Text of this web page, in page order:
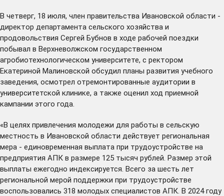
В четверг, 18 июля, член правительства Ивановской области -
директор департамента сельского хозяйства и
продовольствия Сергей Бубнов в ходе рабочей поездки
побывал в Верхневолжском государственном
агробиотехнологическом университете, с ректором
Екатериной Малиновской обсудил планы развития учебного
заведения, осмотрел отремонтированные аудитории в
университетской клинике, а также оценил ход приемной
кампании этого года.
«В целях привлечения молодежи для работы в сельскую
местность в Ивановской области действует региональная
мера - единовременная выплата при трудоустройстве на
предприятия АПК в размере 125 тысяч рублей. Размер этой
выплаты ежегодно индексируется. Всего за шесть лет
региональной мерой поддержки при трудоустройстве
воспользовались 318 молодых специалистов АПК. В 2024 году